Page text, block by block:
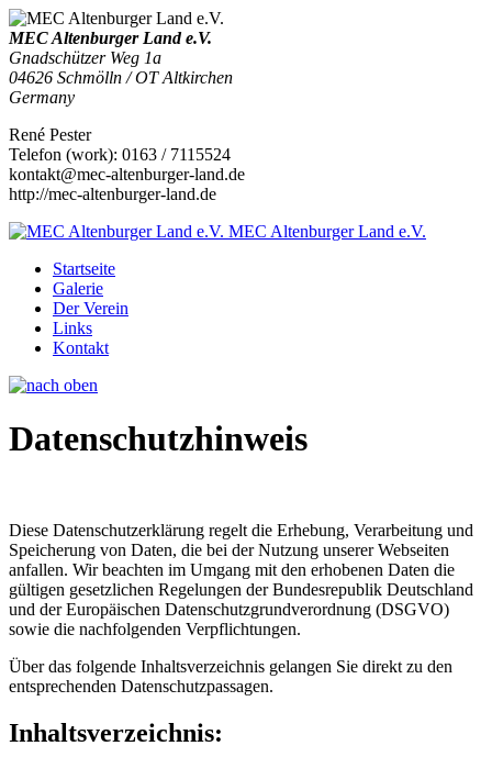
MEC Altenburger Land e.V.
Gnadschützer Weg 1a
04626 Schmölln / OT Altkirchen
Germany
René Pester
Telefon (work): 0163 / 7115524
kontakt@mec-altenburger-land.de
http://mec-altenburger-land.de
MEC Altenburger Land e.V.
Startseite
Galerie
Der Verein
Links
Kontakt
Datenschutzhinweis
Diese Datenschutzerklärung regelt die Erhebung, Verarbeitung und
Speicherung von Daten, die bei der Nutzung unserer Webseiten
anfallen. Wir beachten im Umgang mit den erhobenen Daten die
gültigen gesetzlichen Regelungen der Bundesrepublik Deutschland
und der Europäischen Datenschutzgrundverordnung (DSGVO)
sowie die nachfolgenden Verpflichtungen.
Über das folgende Inhaltsverzeichnis gelangen Sie direkt zu den
entsprechenden Datenschutzpassagen.
Inhaltsverzeichnis: